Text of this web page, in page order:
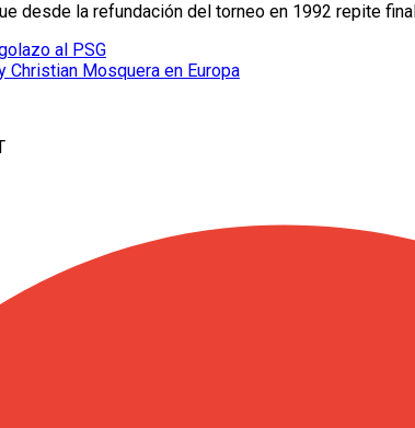
desde la refundación del torneo en 1992 repite
al PSG
Christian Mosquera en Europa